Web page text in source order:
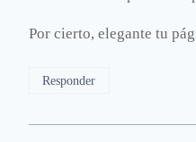
Por cierto, elegante tu
Responder